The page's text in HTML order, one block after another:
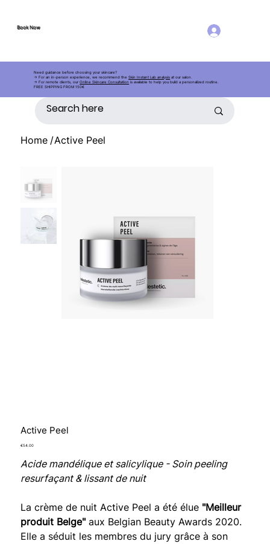
Book Now
Book Now
Home /Active Peel
Active Peel
Price
€54.00
Acide mandélique et salicylique - Soin peeling
resurfaçant & lissant de nuit
La crème de nuit Active Peel a été élue "Meilleur
produit Belge"aux Belgian Beauty Awards 2020.
Elle a séduit les membres du jury grâce à son
Need guidance before choosing your skincare?
→ For an in-person experience, we recommend theSkin Instant Lab analysis at our salon.
→ For remote clients, ourOnline Skincare Consultation is available to help you build a personalized routine.
FREE SHIPPING FROM 150€